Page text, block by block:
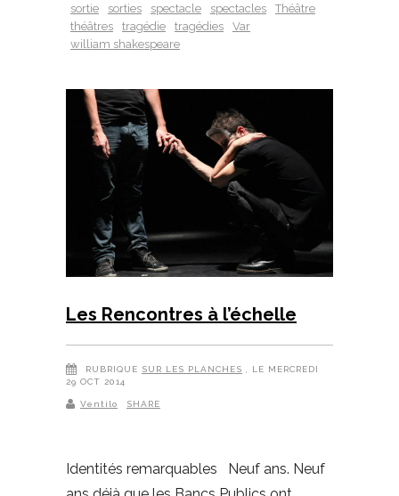
sortie
sorties spectacle spectacles
Théâtre
théâtres
tragédie tragédies
Var
william shakespeare
Les Rencontres à l’échelle
RUBRIQUE SUR LES PLANCHES , LE MERCREDI
29 OCT 2014
Ventilo SHARE
Identités remarquables Neuf ans. Neuf